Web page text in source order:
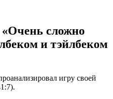
сложно
и тэйлбеком
игру своей